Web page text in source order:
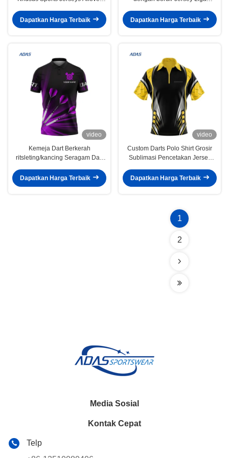
Dapatkan Harga Terbaik
Dapatkan Harga Terbaik
video
Kemeja Dart Berkerah
ritsleting/kancing Seragam Dart
Dapatkan Harga Terbaik
video
Custom Darts Polo Shirt Grosir
Sublimasi Pencetakan Jersey
Dart Seragam olahraga
Dapatkan Harga Terbaik
1
2
Media Sosial
Kontak Cepat
Telp